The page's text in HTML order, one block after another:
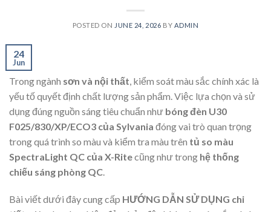
POSTED ON JUNE 24, 2026 BY ADMIN
24
Jun
Trong ngành sơn và nội thất , kiểm soát màu sắc chính xác là
yếu tố quyết định chất lượng sản phẩm. Việc lựa chọn và sử
dụng đúng nguồn sáng tiêu chuẩn như bóng đèn U30
F025/830/XP/ECO3 của Sylvania đóng vai trò quan trọng
trong quá trình so màu và kiểm tra màu trên tủ so màu
SpectraLight QC của X-Ritecũng như trong hệ thống
chiếu sáng phòng QC
Bài viết dưới đây cung cấp HƯỚNG DẪN SỬ DỤNG chi